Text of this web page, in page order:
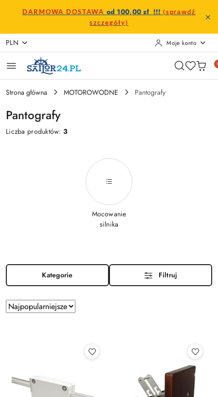
Przejdź do treści głównej
Przejdź do wyszukiwarki
Przejdź do moje konto
Przejdź do menu głównego
Przejdź do stopki
DARMOWA DOSTAWA od 100,00 zł !!! (sprawdź
szczegóły)
PLN Moje konto
Strona główna MOTOROWODNE Pantografy
Pantografy
Liczba produktów:3
Mocowanie
silnika
Kategorie Filtruj
Zastosowano
sortowanie:
Sortuj
według